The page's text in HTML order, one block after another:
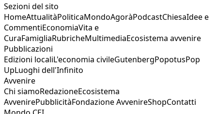
Sezioni del sito
HomeAttualitàPoliticaMondoAgoràPodcastChiesaIdee e
CommentiEconomiaVita e
CuraFamigliaRubricheMultimediaEcosistema avvenire
Pubblicazioni
Edizioni localiL'economia civileGutenbergPopotusPop
UpLuoghi dell'Infinito
Avvenire
Chi siamoRedazioneEcosistema
AvvenirePubblicitàFondazione AvvenireShopContatti